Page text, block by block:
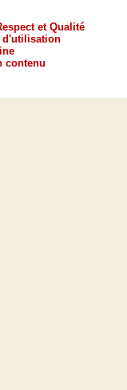
et Qualité
d'utilisation
contenu